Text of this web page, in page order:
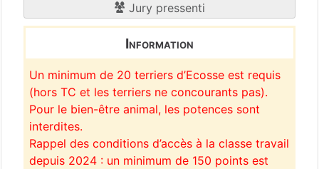
Jury pressenti
Information
Un minimum de 20 terriers d’Ecosse est requis
(hors TC et les terriers ne concourants pas).
Pour le bien-être animal, les potences sont
interdites.
Rappel des conditions d’accès à la classe travail
depuis 2024 : un minimum de 150 points est